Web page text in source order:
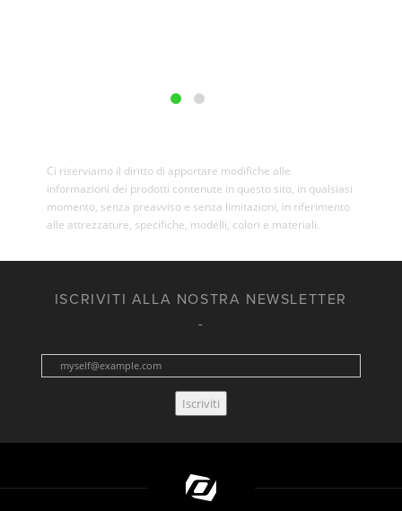
Ci riserviamo il diritto di apportare modifiche alle
informazioni dei prodotti contenute in questo sito, in qualsiasi
momento, senza preavviso e senza limitazioni, in riferimento
alle attrezzature, specifiche, modelli, colori e materiali.
ISCRIVITI ALLA NOSTRA NEWSLETTER
Iscriviti